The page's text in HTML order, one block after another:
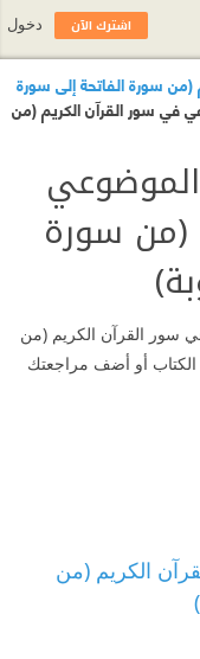
(من سورة الفاتحة إلى سورة
في سور القرآن الكريم (من
الموضوعي
(من سورة
سور القرآن الكريم (من
الكتاب أو أضف مراجعتك
الكريم (من
اشترك الآن دخول